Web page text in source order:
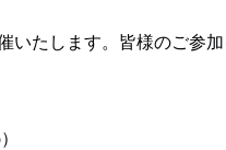
いたします。皆様のご参